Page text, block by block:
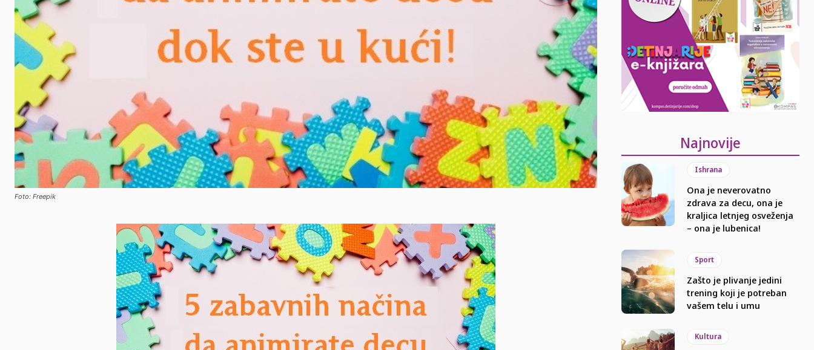
Foto: Freepik
Najnovije
Ishrana
Ona je neverovatno
zdrava za decu, ona je
kraljica letnjeg osveženja
– ona je lubenica!
Sport
Zašto je plivanje jedini
trening koji je potreban
vašem telu i umu
Kultura